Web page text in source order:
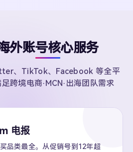
外账号核心服务
、TikTok、Facebook 等全平
跨境电商·MCN·出海团队需求
电报
品类最全。从促销号到12年超